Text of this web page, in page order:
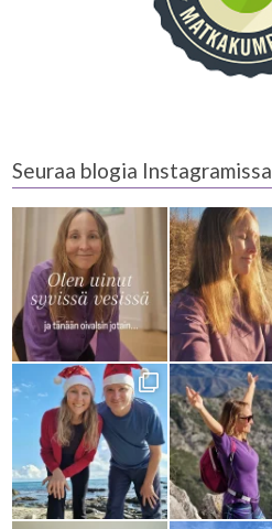
Seuraa blogia Instagramissa